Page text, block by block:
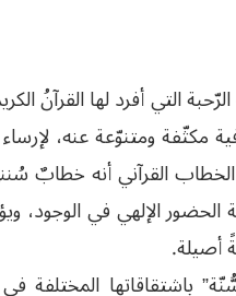
التي أفرد لها القرآنُ
مكثّفة ومتنوّعة عنه،
القرآني أنه خطابٌ سُننيٌّ
الحضور الإلهي في
أصيلة.